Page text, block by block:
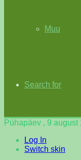
Muu
Search for
Pühapäev , 9 august
Log In
Switch skin